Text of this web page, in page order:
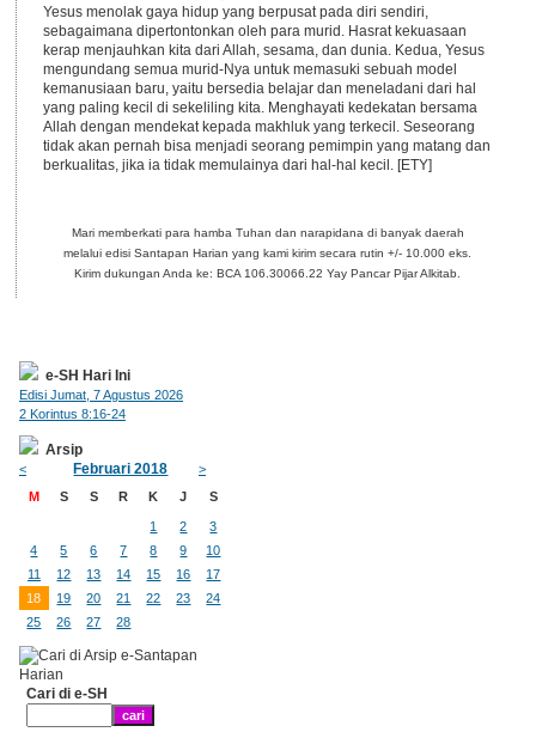
Yesus menolak gaya hidup yang berpusat pada diri sendiri,
sebagaimana dipertontonkan oleh para murid. Hasrat kekuasaan
kerap menjauhkan kita dari Allah, sesama, dan dunia. Kedua, Yesus
mengundang semua murid-Nya untuk memasuki sebuah model
kemanusiaan baru, yaitu bersedia belajar dan meneladani dari hal
yang paling kecil di sekeliling kita. Menghayati kedekatan bersama
Allah dengan mendekat kepada makhluk yang terkecil. Seseorang
tidak akan pernah bisa menjadi seorang pemimpin yang matang dan
berkualitas, jika ia tidak memulainya dari hal-hal kecil. [ETY]
Mari memberkati para hamba Tuhan dan narapidana di banyak daerah
melalui edisi Santapan Harian yang kami kirim secara rutin +/- 10.000 eks.
Kirim dukungan Anda ke: BCA 106.30066.22 Yay Pancar Pijar Alkitab.
e-SH Hari Ini
Edisi Jumat, 7 Agustus 2026
2 Korintus 8:16-24
Arsip
< Februari 2018
>
M
S S R K J S
1 2
3
4
5 6 7 8 9
10
11
12 13 14 15 16
17
18
19 20 21 22 23
24
25
26 27 28
Cari di e-SH